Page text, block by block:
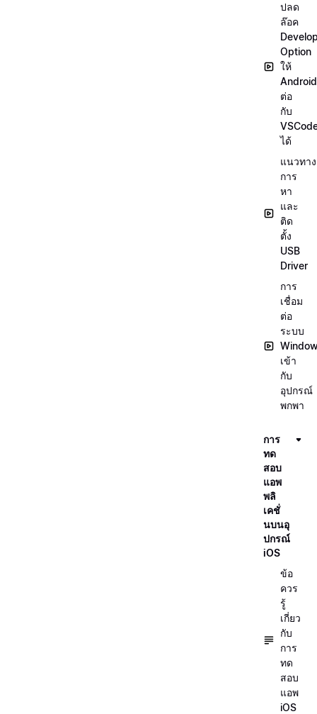
ปลด
ล๊อค
Option
ให้
Android
ต่อ
กับ
ได้
แนวทาง
การ
หา
และ
ติด
ตั้ง
USB
Driver
การ
เชื่อม
ต่อ
ระบบ
เข้า
กับ
อุปกรณ์
พกพา
การ
ทด
สอบ
แอพ
พลิ
เคชั่
นบนอุ
ปกรณ์
iOS
ข้อ
ควร
รู้
เกี่ยว
กับ
การ
ทด
สอบ
แอพ
iOS